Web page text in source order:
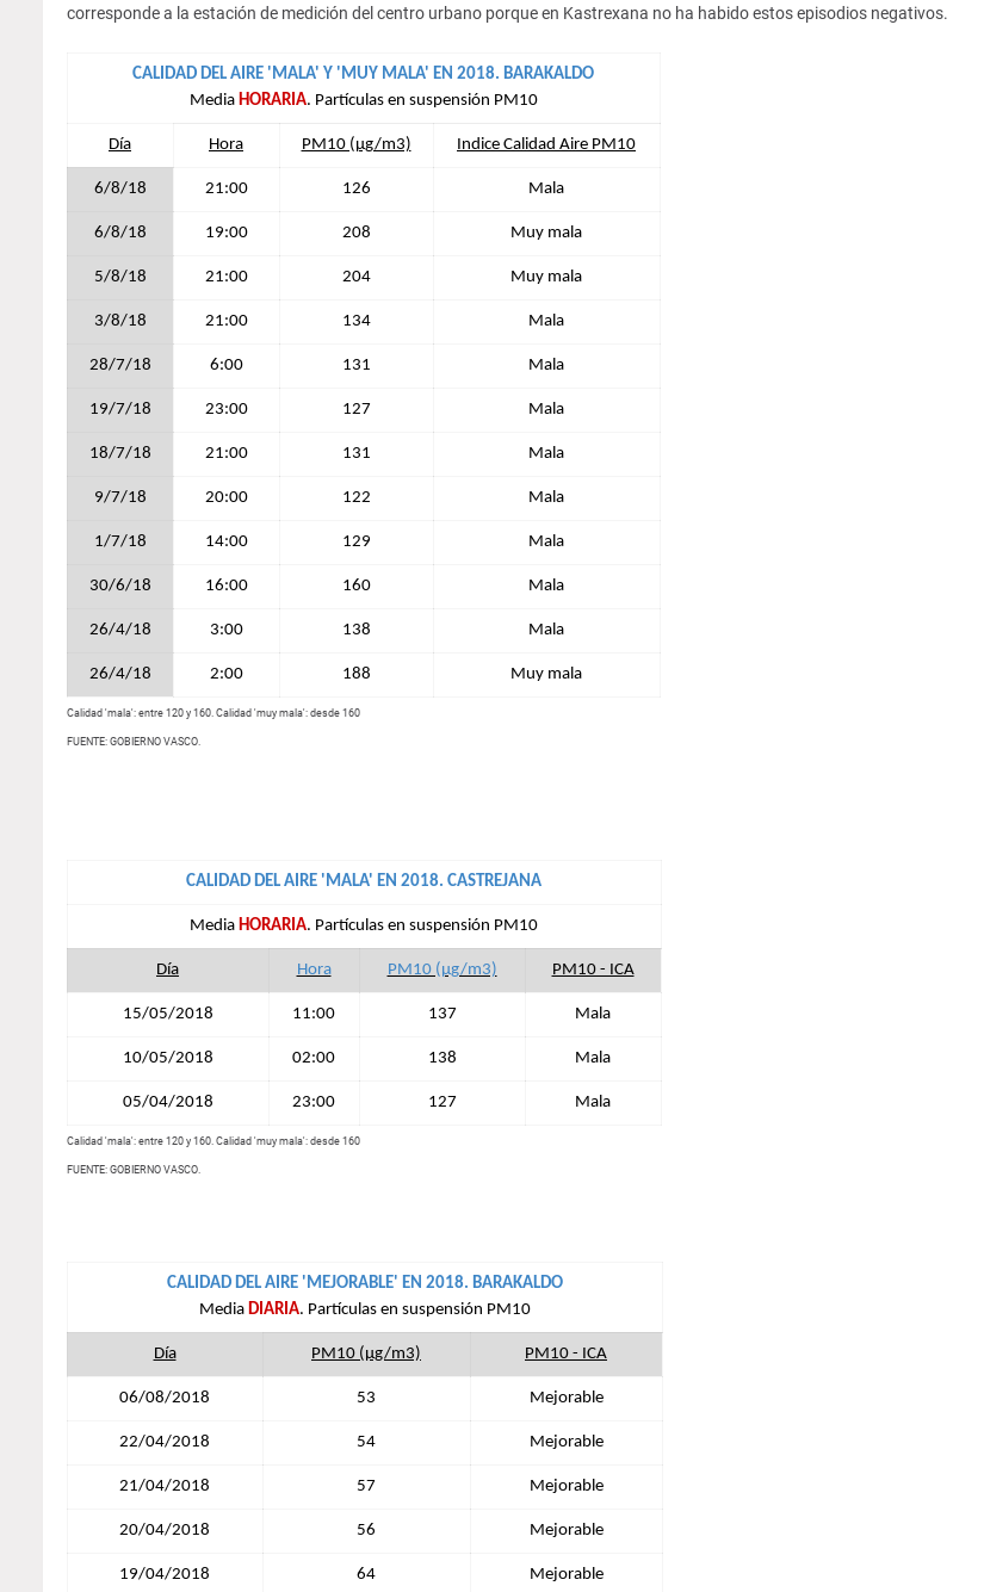
corresponde a la estación de medición del centro urbano porque en Kastrexana no ha habido estos episodios negativos.
CALIDAD DEL AIRE 'MALA' Y 'MUY MALA' EN 2018. BARAKALDO
Media HORARIA. Partículas en suspensión PM10
Día Hora PM10 (µg/m3) Indice Calidad Aire PM10
6/8/18 21:00 126 Mala
6/8/18 19:00 208 Muy mala
5/8/18 21:00 204 Muy mala
3/8/18 21:00 134 Mala
28/7/18 6:00 131 Mala
19/7/18 23:00 127 Mala
18/7/18 21:00 131 Mala
9/7/18 20:00 122 Mala
1/7/18 14:00 129 Mala
30/6/18 16:00 160 Mala
26/4/18 3:00 138 Mala
26/4/18 2:00 188 Muy mala
Calidad 'mala': entre 120 y 160. Calidad 'muy mala': desde 160
FUENTE: GOBIERNO VASCO.
CALIDAD DEL AIRE 'MALA' EN 2018. CASTREJANA
Media HORARIA. Partículas en suspensión PM10
Día Hora PM10 (µg/m3) PM10 - ICA
15/05/2018 11:00 137 Mala
10/05/2018 02:00 138 Mala
05/04/2018 23:00 127 Mala
Calidad 'mala': entre 120 y 160. Calidad 'muy mala': desde 160
FUENTE: GOBIERNO VASCO.
CALIDAD DEL AIRE 'MEJORABLE' EN 2018. BARAKALDO
Media DIARIA. Partículas en suspensión PM10
Día PM10 (µg/m3) PM10 - ICA
06/08/2018 53 Mejorable
22/04/2018 54 Mejorable
21/04/2018 57 Mejorable
20/04/2018 56 Mejorable
19/04/2018 64 Mejorable